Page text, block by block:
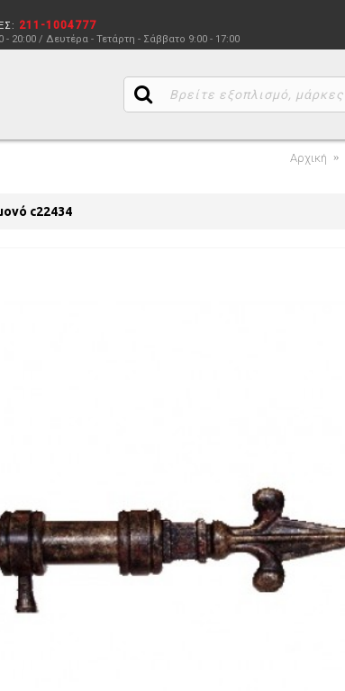
211-1004777
- 20:00 / Δευτέρα - Τετάρτη - Σάββατο 9:00 - 17:00
Αρχική
c22434